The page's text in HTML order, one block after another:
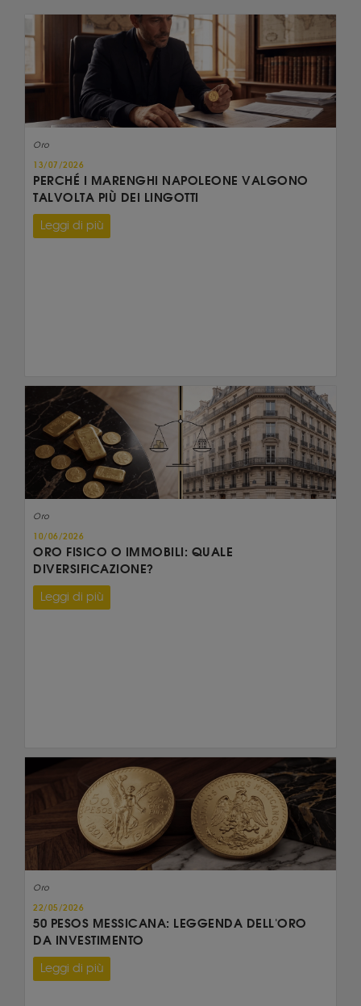
Oro
13/07/2026
PERCHÉ I MARENGHI NAPOLEONE VALGONO
TALVOLTA PIÙ DEI LINGOTTI
Leggi di più
Oro
10/06/2026
ORO FISICO O IMMOBILI: QUALE
DIVERSIFICAZIONE?
Leggi di più
Oro
22/05/2026
50 PESOS MESSICANA: LEGGENDA DELL'ORO
DA INVESTIMENTO
Leggi di più